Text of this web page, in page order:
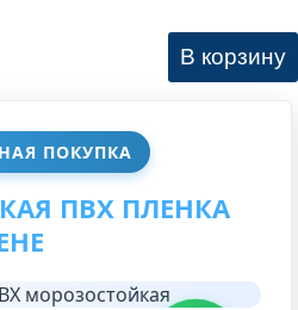
ПОКУПКА
ПВХ ПЛЕНКА
В корзину